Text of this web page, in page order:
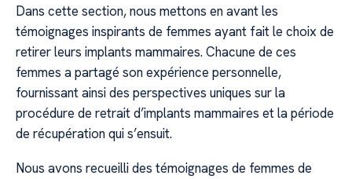
Dans cette section, nous mettons en avant les
témoignages inspirants de femmes ayant fait le choix de
retirer leurs implants mammaires. Chacune de ces
femmes a partagé son expérience personnelle,
fournissant ainsi des perspectives uniques sur la
procédure de retrait d’implants mammaires et la période
de récupération qui s’ensuit.
Nous avons recueilli des témoignages de femmes de